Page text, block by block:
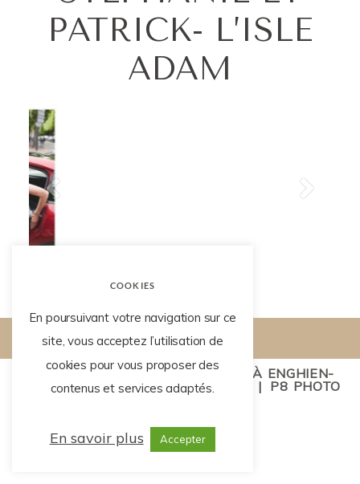
PATRICK- L’ISLE
ADAM
LISE TRÉMENT - PHOTOGRAPHE À ENGHIEN-
LES-BAINS
| MENTIONS LÉGALES | P8 PHOTO
BLOG
COOKIES
En poursuivant votre navigation sur ce
site, vous acceptez l’utilisation de
cookies pour vous proposer des
contenus et services adaptés.
En savoir plus Accepter